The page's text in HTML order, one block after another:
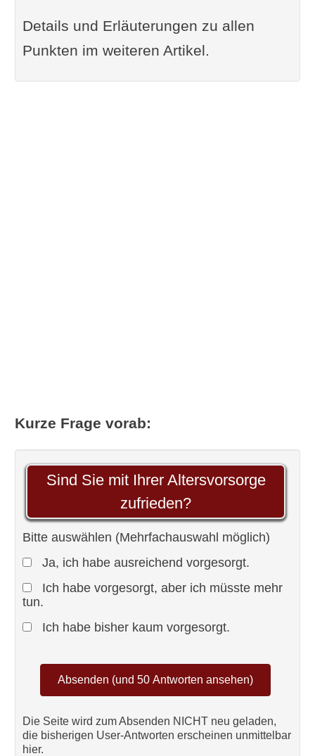
Details und Erläuterungen zu allen
Punkten im weiteren Artikel.
Kurze Frage vorab:
Sind Sie mit Ihrer Altersvorsorge
zufrieden?
Bitte auswählen (Mehrfachauswahl möglich)
Ja, ich habe ausreichend vorgesorgt.
Ich habe vorgesorgt, aber ich müsste mehr
tun.
Ich habe bisher kaum vorgesorgt.
Die Seite wird zum Absenden NICHT neu geladen,
die bisherigen User-Antworten erscheinen unmittelbar
hier.